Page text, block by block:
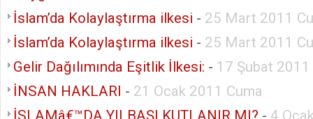
İslam’da Kolaylaştırma ilkesi - 25 Mart 2011
İslam’da Kolaylaştırma ilkesi - 25 Mart 2011
Gelir Dağılımında Eşitlik İlkesi: - 17 Şubat
İNSAN HAKLARI - 21 Ocak 2011 Cuma
İSLAMâ€™DA YILBAŞI KUTLANIR MI? - 4